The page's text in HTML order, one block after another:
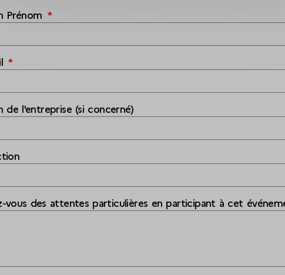
Prénom
de l'entreprise (si concerné)
vous des attentes particulières en participant à cet